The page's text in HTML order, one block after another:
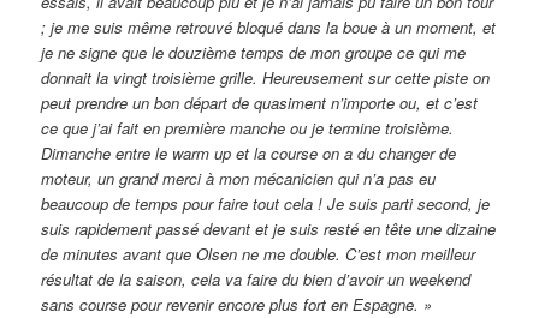
; je me suis même retrouvé bloqué dans la boue à un moment, et
je ne signe que le douzième temps de mon groupe ce qui me
donnait la vingt troisième grille. Heureusement sur cette piste on
peut prendre un bon départ de quasiment n’importe ou, et c’est
ce que j’ai fait en première manche ou je termine troisième.
Dimanche entre le warm up et la course on a du changer de
moteur, un grand merci à mon mécanicien qui n’a pas eu
beaucoup de temps pour faire tout cela ! Je suis parti second, je
suis rapidement passé devant et je suis resté en tête une dizaine
de minutes avant que Olsen ne me double. C’est mon meilleur
résultat de la saison, cela va faire du bien d’avoir un weekend
sans course pour revenir encore plus fort en Espagne. »